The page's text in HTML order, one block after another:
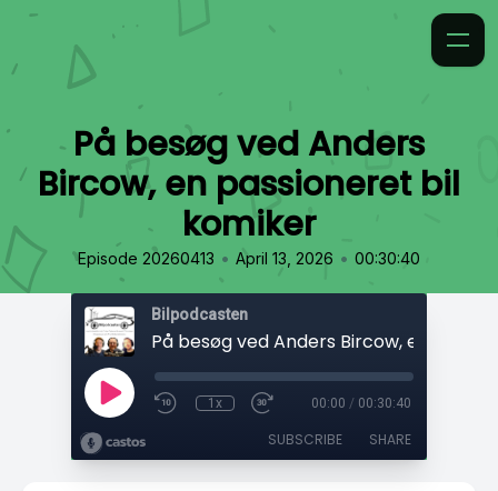
På besøg ved Anders
Bircow, en passioneret bil
komiker
Episode 20260413 • April 13, 2026 • 00:30:40
Bilpodcasten
1x 00:00 / 00:30:40
SUBSCRIBE SHARE